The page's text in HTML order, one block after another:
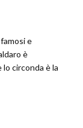
e
è
circonda è la